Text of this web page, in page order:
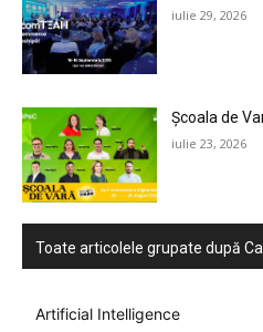
iulie 29, 2026
Școala de
iulie 23, 2026
Toate articolele grupate după
Artificial Intelligence